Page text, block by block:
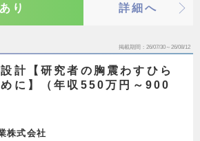
り 詳細へ
掲載期間 26/07/30～26/08/12
計【研究者の胸震わすひら
に】（年収550万円～900
株式会社